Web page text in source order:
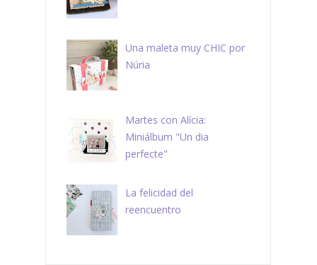
Una maleta muy CHIC por
Núria
Martes con Alícia:
Miniálbum "Un dia
perfecte"
La felicidad del
reencuentro